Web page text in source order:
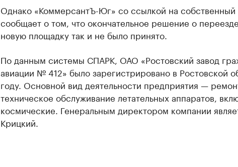
Однако «КоммерсантЪ-Юг» со ссылкой на собственный
сообщает о том, что окончательное решение о
новую площадку так и не было принято.
По данным системы СПАРК, ОАО «Ростовский завод
авиации № 412» было зарегистрировано в Ростовской
году. Основной вид деятельности предприятия —
техническое обслуживание летательных аппаратов,
космические. Генеральным директором компании
Крицкий.